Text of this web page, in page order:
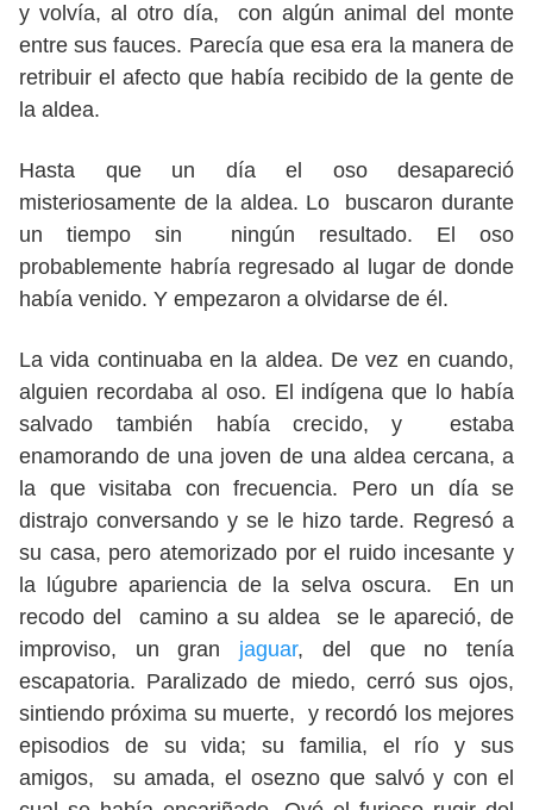
y volvía, al otro día, con algún animal del monte
entre sus fauces. Parecía que esa era la manera de
retribuir el afecto que había recibido de la gente de
la aldea.
Hasta que un día el oso desapareció
misteriosamente de la aldea. Lo buscaron durante
un tiempo sin ningún resultado. El oso
probablemente habría regresado al lugar de donde
había venido. Y empezaron a olvidarse de él.
La vida continuaba en la aldea. De vez en cuando,
alguien recordaba al oso. El indígena que lo había
salvado también había crecido, y estaba
enamorando de una joven de una aldea cercana, a
la que visitaba con frecuencia. Pero un día se
distrajo conversando y se le hizo tarde. Regresó a
su casa, pero atemorizado por el ruido incesante y
la lúgubre apariencia de la selva oscura. En un
recodo del camino a su aldea se le apareció, de
improviso, un gran jaguar, del que no tenía
escapatoria. Paralizado de miedo, cerró sus ojos,
sintiendo próxima su muerte, y recordó los mejores
episodios de su vida; su familia, el río y sus
amigos, su amada, el osezno que salvó y con el